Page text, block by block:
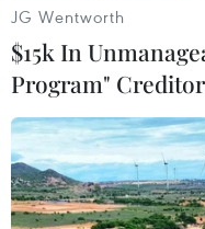
TIN LIÊN QUAN
JG Wentworth
$15k In
Program"